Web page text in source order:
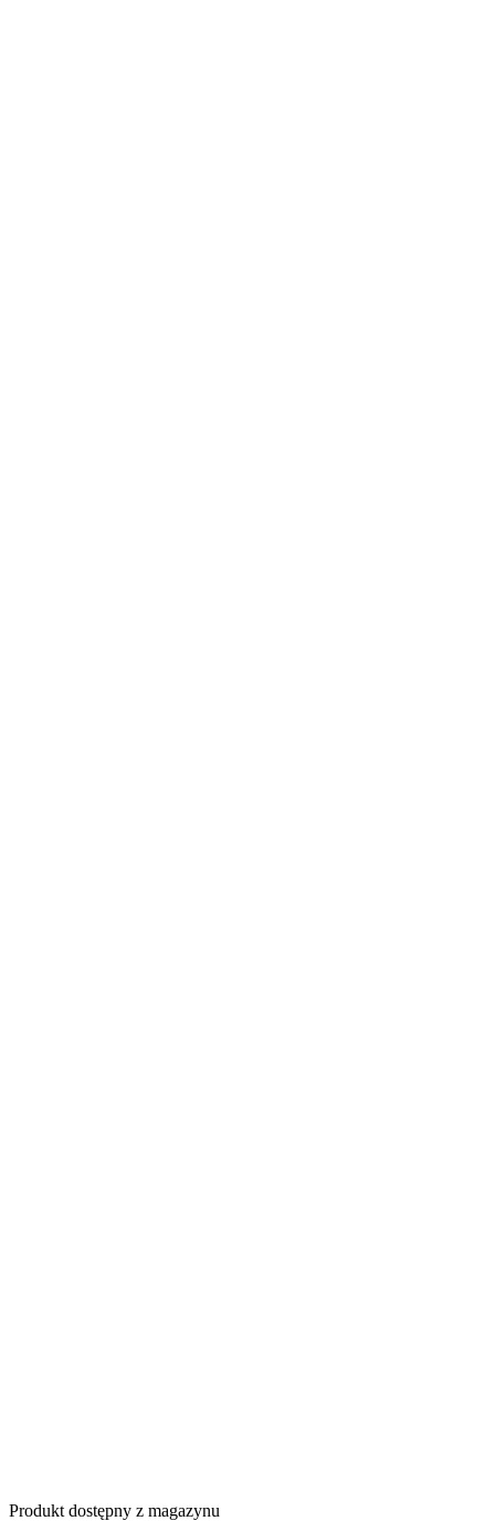
Produkt dostępny z magazynu